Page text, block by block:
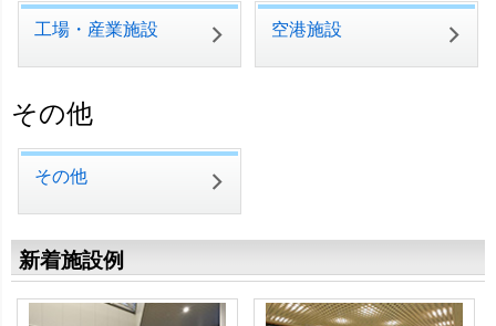
工場・産業施設 空港施設
その他
その他
新着施設例